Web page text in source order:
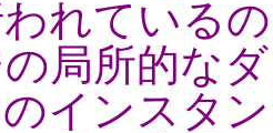
れている
局所的な
インスタ